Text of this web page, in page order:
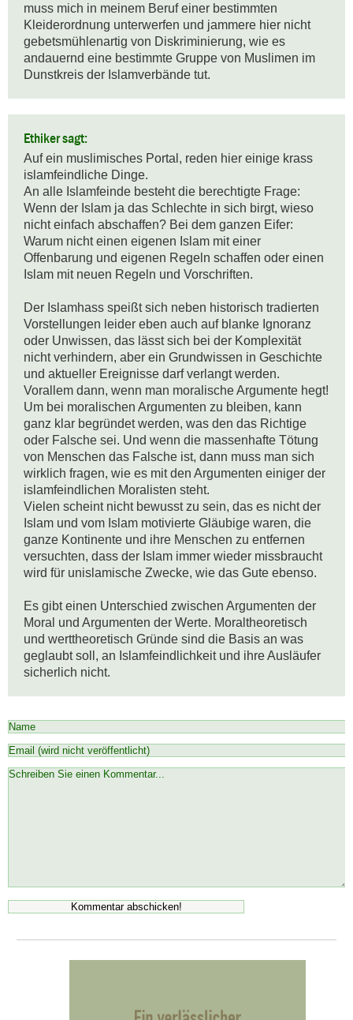
muss mich in meinem Beruf einer bestimmten
Kleiderordnung unterwerfen und jammere hier nicht
gebetsmühlenartig von Diskriminierung, wie es
andauernd eine bestimmte Gruppe von Muslimen im
Dunstkreis der Islamverbände tut.
Ethiker sagt:
Auf ein muslimisches Portal, reden hier einige krass
islamfeindliche Dinge.
An alle Islamfeinde besteht die berechtigte Frage:
Wenn der Islam ja das Schlechte in sich birgt, wieso
nicht einfach abschaffen? Bei dem ganzen Eifer:
Warum nicht einen eigenen Islam mit einer
Offenbarung und eigenen Regeln schaffen oder einen
Islam mit neuen Regeln und Vorschriften.
Der Islamhass speißt sich neben historisch tradierten
Vorstellungen leider eben auch auf blanke Ignoranz
oder Unwissen, das lässt sich bei der Komplexität
nicht verhindern, aber ein Grundwissen in Geschichte
und aktueller Ereignisse darf verlangt werden.
Vorallem dann, wenn man moralische Argumente hegt!
Um bei moralischen Argumenten zu bleiben, kann
ganz klar begründet werden, was den das Richtige
oder Falsche sei. Und wenn die massenhafte Tötung
von Menschen das Falsche ist, dann muss man sich
wirklich fragen, wie es mit den Argumenten einiger der
islamfeindlichen Moralisten steht.
Vielen scheint nicht bewusst zu sein, das es nicht der
Islam und vom Islam motivierte Gläubige waren, die
ganze Kontinente und ihre Menschen zu entfernen
versuchten, dass der Islam immer wieder missbraucht
wird für unislamische Zwecke, wie das Gute ebenso.
Es gibt einen Unterschied zwischen Argumenten der
Moral und Argumenten der Werte. Moraltheoretisch
und werttheoretisch Gründe sind die Basis an was
geglaubt soll, an Islamfeindlichkeit und ihre Ausläufer
sicherlich nicht.